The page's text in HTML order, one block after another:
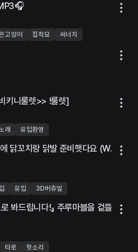
고양이 집착묘 씨너지
키니룰렛>> !룰렛]
노래 유입환영
닭꼬치랑 닭발 준비햇다요 (W.
유입 3D버츄얼
봐드립니다!』 주루마블을 겉들
타로 헛소리